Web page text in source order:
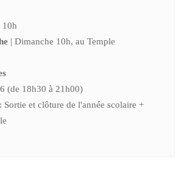
10h
| Dimanche 10h, au Temple
(de 18h30 à 21h00)
Sortie et clôture de l'année scolaire +